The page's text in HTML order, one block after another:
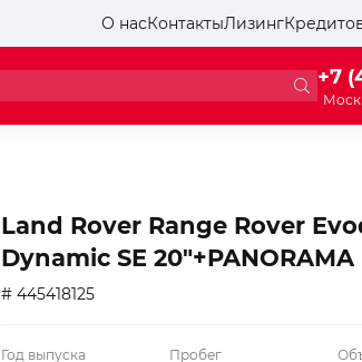
О насКонтактыЛизинг
+7
Land Rover Range Rover
Dynamic SE 20″+PANORAMA
# 445418125
Год выпуска
Пробег